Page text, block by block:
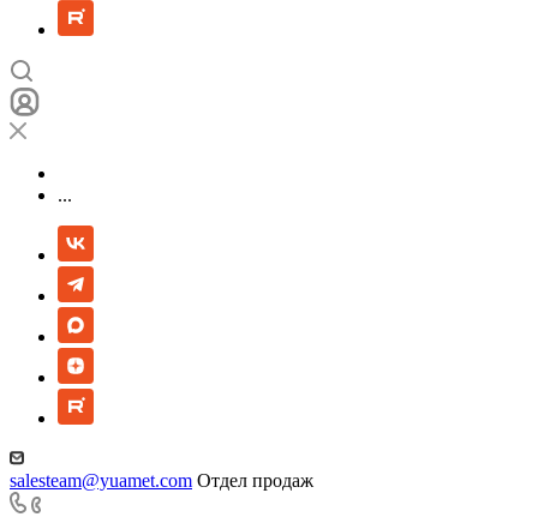
...
salesteam@yuamet.com Отдел продаж